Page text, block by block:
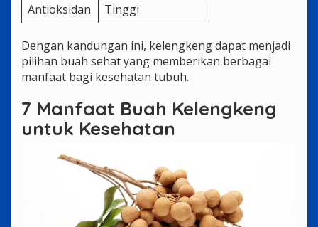
Antioksidan
Tinggi
Dengan kandungan ini, kelengkeng dapat menjadi
pilihan buah sehat yang memberikan berbagai
manfaat bagi kesehatan tubuh.
7 Manfaat Buah Kelengkeng
untuk Kesehatan